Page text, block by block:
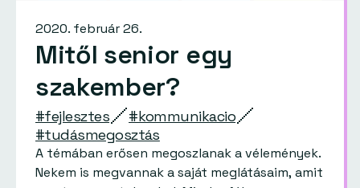
2020. február 26.
Mitől senior egy
szakember?
#fejlesztes
#kommunikacio
#tudásmegosztás
A témában erősen megoszlanak a vélemények.
Nekem is megvannak a saját meglátásaim, amit